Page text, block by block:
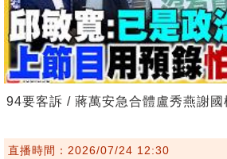
94要客訴 / 蔣萬安急合體盧秀燕謝國
直播時間：2026/07/24 12:30